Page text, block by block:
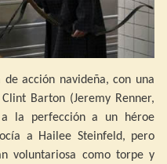
acción navideña, con una
Barton (Jeremy Renner,
la perfección a un héroe
a Hailee Steinfeld, pero
voluntariosa como torpe y